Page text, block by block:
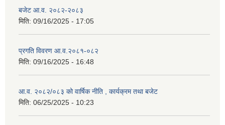
बजेट आ.व. २०८२-२०८३
मिति: 09/16/2025 - 17:05
प्रगति विवरण आ.व.२०८१-०८२
मिति: 09/16/2025 - 16:48
आ.व. २०८२/०८३ को वार्षिक नीति , कार्यक्रम तथा बजेट
मिति: 06/25/2025 - 10:23